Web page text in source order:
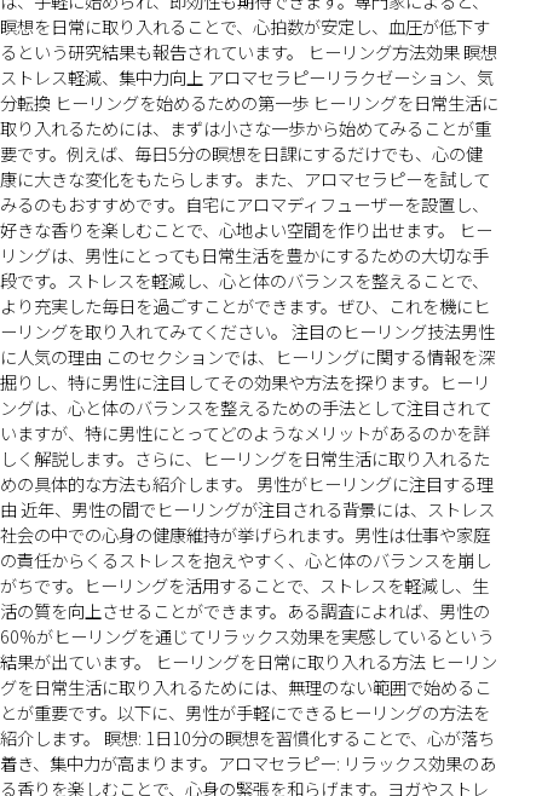
瞑想を日常に取り入れることで、心拍数が安定し、血圧が低下す
るという研究結果も報告されています。 ヒーリング方法効果 瞑想
ストレス軽減、集中力向上 アロマセラピーリラクゼーション、気
分転換 ヒーリングを始めるための第一歩 ヒーリングを日常生活に
取り入れるためには、まずは小さな一歩から始めてみることが重
要です。例えば、毎日5分の瞑想を日課にするだけでも、心の健
康に大きな変化をもたらします。また、アロマセラピーを試して
みるのもおすすめです。自宅にアロマディフューザーを設置し、
好きな香りを楽しむことで、心地よい空間を作り出せます。 ヒー
リングは、男性にとっても日常生活を豊かにするための大切な手
段です。ストレスを軽減し、心と体のバランスを整えることで、
より充実した毎日を過ごすことができます。ぜひ、これを機にヒ
ーリングを取り入れてみてください。 注目のヒーリング技法男性
に人気の理由 このセクションでは、ヒーリングに関する情報を深
掘りし、特に男性に注目してその効果や方法を探ります。ヒーリ
ングは、心と体のバランスを整えるための手法として注目されて
いますが、特に男性にとってどのようなメリットがあるのかを詳
しく解説します。さらに、ヒーリングを日常生活に取り入れるた
めの具体的な方法も紹介します。 男性がヒーリングに注目する理
由 近年、男性の間でヒーリングが注目される背景には、ストレス
社会の中での心身の健康維持が挙げられます。男性は仕事や家庭
の責任からくるストレスを抱えやすく、心と体のバランスを崩し
がちです。ヒーリングを活用することで、ストレスを軽減し、生
活の質を向上させることができます。ある調査によれば、男性の
60%がヒーリングを通じてリラックス効果を実感しているという
結果が出ています。 ヒーリングを日常に取り入れる方法 ヒーリン
グを日常生活に取り入れるためには、無理のない範囲で始めるこ
とが重要です。以下に、男性が手軽にできるヒーリングの方法を
紹介します。 瞑想: 1日10分の瞑想を習慣化することで、心が落ち
着き、集中力が高まります。アロマセラピー: リラックス効果のあ
る香りを楽しむことで、心身の緊張を和らげます。ヨガやストレ